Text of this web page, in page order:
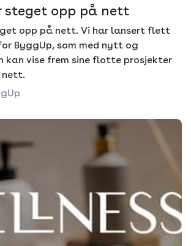
steget opp på nett
opp på nett. Vi har lansert flett
ByggUp, som med nytt og
kan vise frem sine flotte prosjekter
nett.